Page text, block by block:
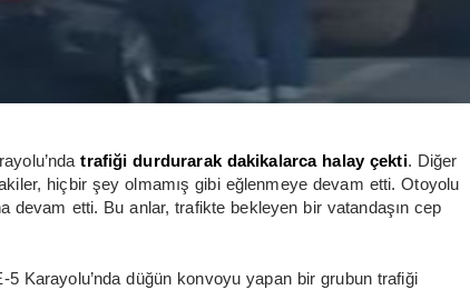
trafiği durdurarak dakikalarca halay çekti. Diğer
hiçbir şey olmamış gibi eğlenmeye devam etti. Otoyolu
devam etti. Bu anlar, trafikte bekleyen bir vatandaşın cep
Karayolu’nda düğün konvoyu yapan bir grubun trafiği